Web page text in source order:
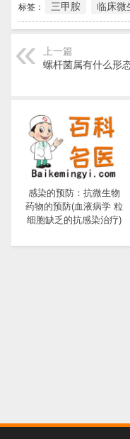
标签： 三甲胺 临床微
上一篇
螺杆菌属有什么形
感染的预防：抗微生物
药物的预防(血液病学 粒
细胞缺乏的抗感染治疗)